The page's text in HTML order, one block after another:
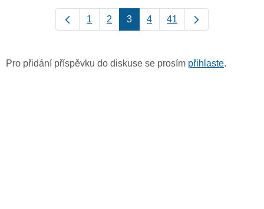
1 2 3 4 41
Pro přidání příspěvku do diskuse se prosím přihlaste.